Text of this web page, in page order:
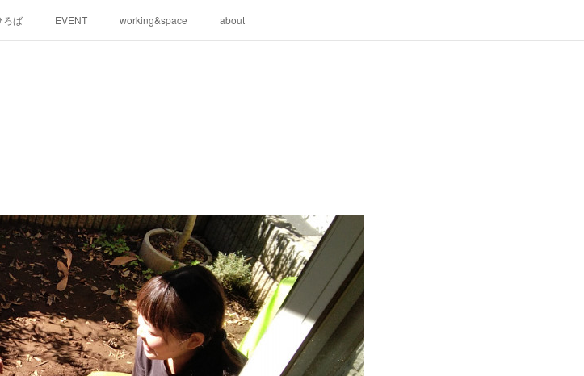
ろば EVENT working&space about